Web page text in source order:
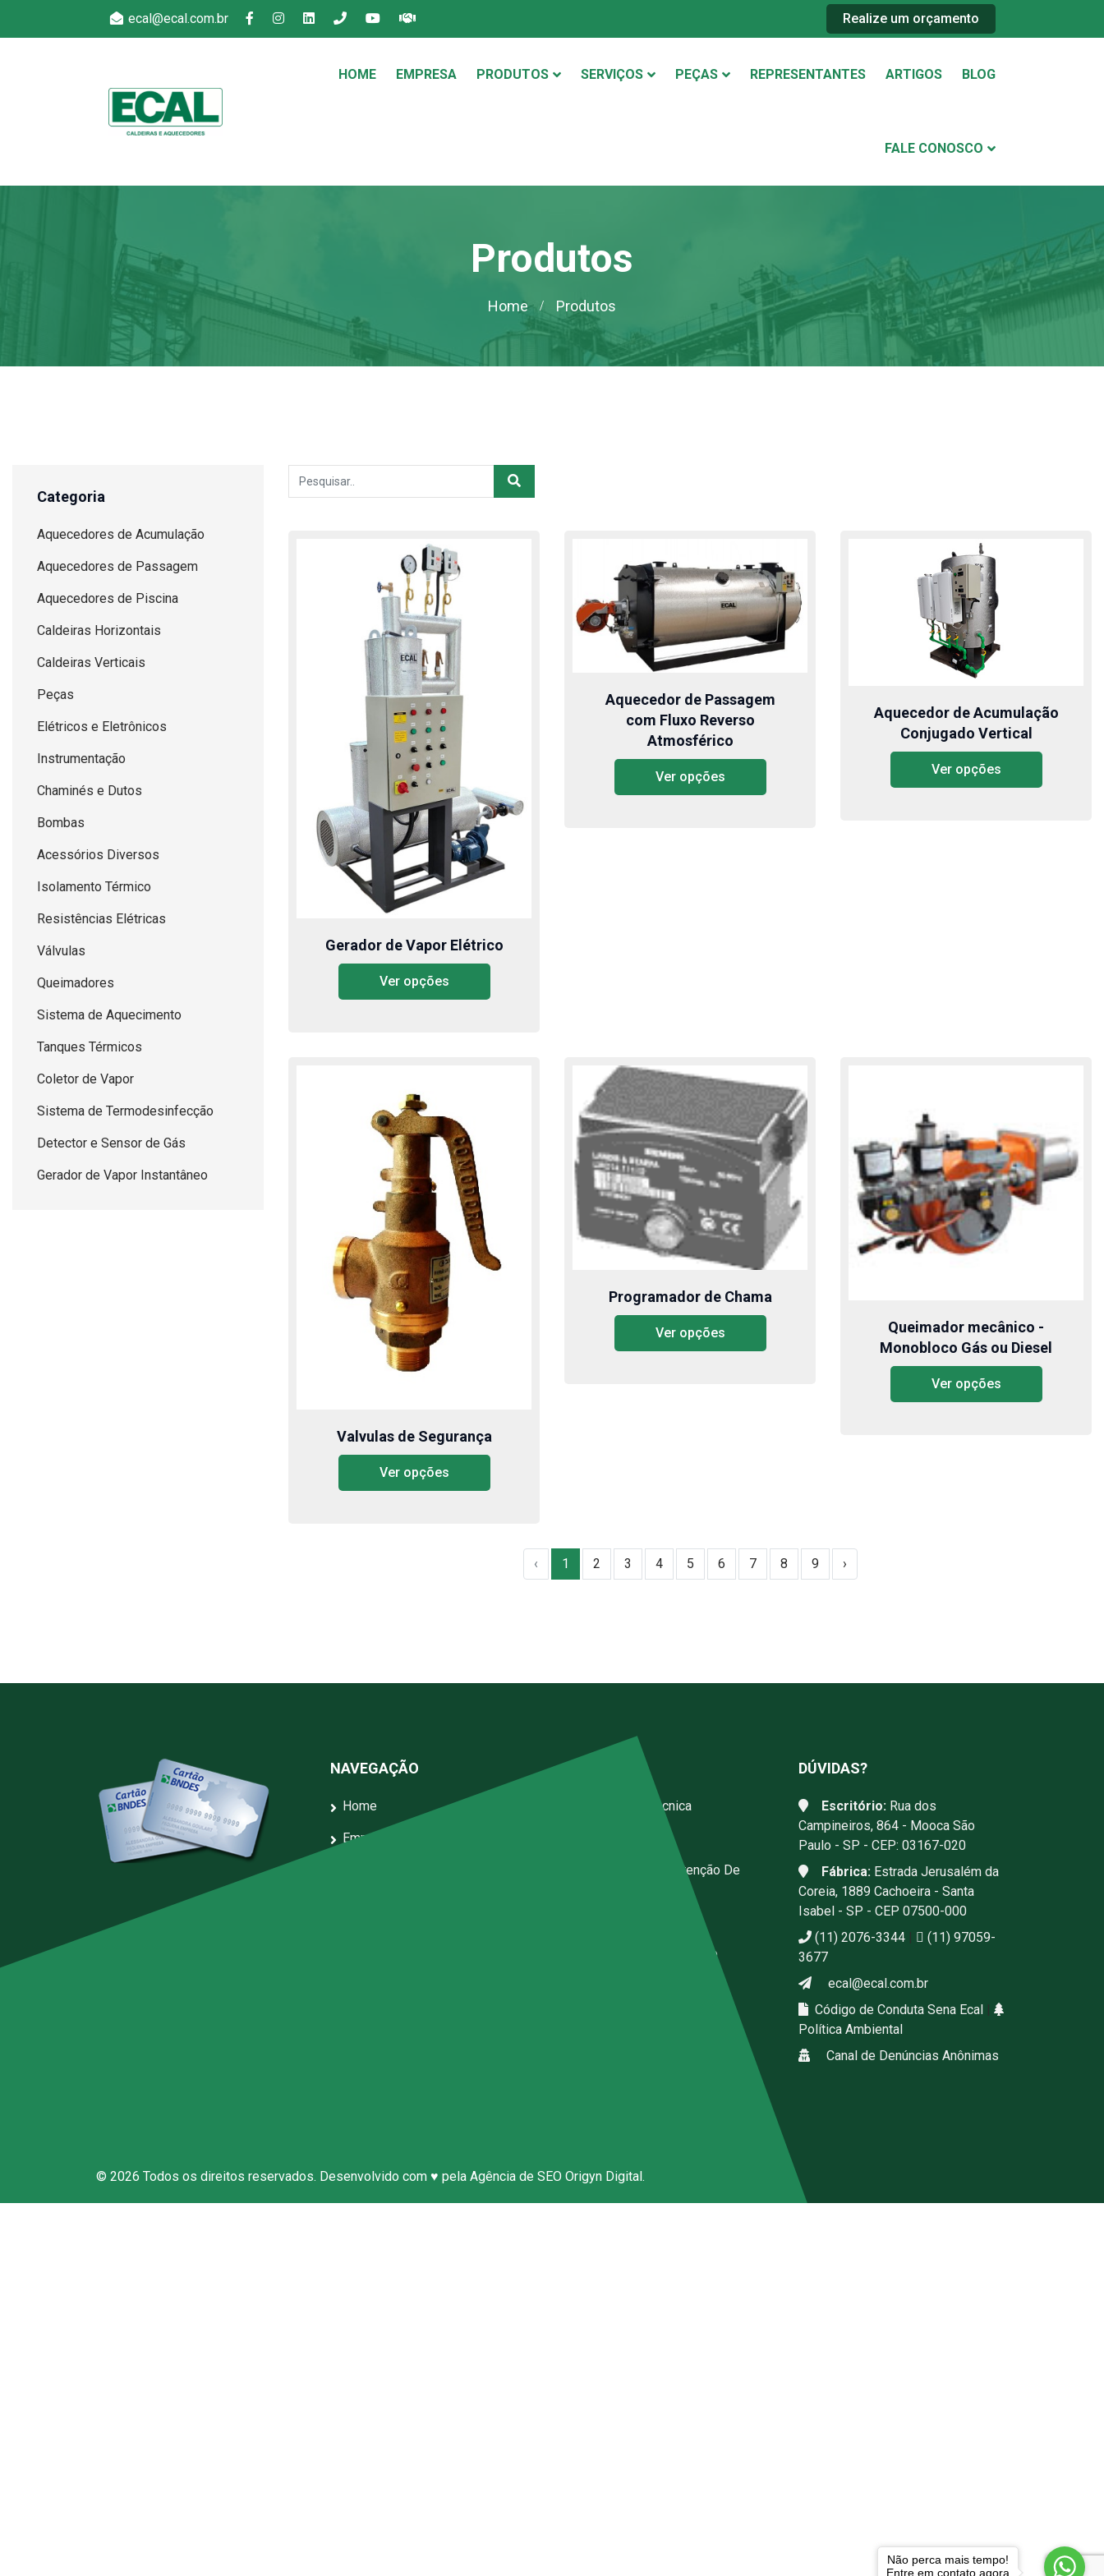
ecal@ecal.com.br Realize um orçamento
HOME EMPRESA PRODUTOS SERVIÇOS PEÇAS REPRESENTANTES ARTIGOS BLOG
FALE CONOSCO
Produtos
Home Produtos
Gerador de Vapor Elétrico
Ver opções
Aquecedor de Passagem
com Fluxo Reverso
Atmosférico
Ver opções
Aquecedor de Acumulação
Conjugado Vertical
Ver opções
Valvulas de Segurança
Ver opções
Programador de Chama
Ver opções
Queimador mecânico -
Monobloco Gás ou Diesel
Ver opções
‹ 1 2 3 4 5 6 7 8 9 ›
Categoria
Aquecedores de Acumulação
Aquecedores de Passagem
Aquecedores de Piscina
Caldeiras Horizontais
Caldeiras Verticais
Peças
Elétricos e Eletrônicos
Instrumentação
Chaminés e Dutos
Bombas
Acessórios Diversos
Isolamento Térmico
Resistências Elétricas
Válvulas
Queimadores
Sistema de Aquecimento
Tanques Térmicos
Coletor de Vapor
Sistema de Termodesinfecção
Detector e Sensor de Gás
Gerador de Vapor Instantâneo
NAVEGAÇÃO
Home
Empresa
Assistência Técnica
Calibração E Manutenção De
Contrato De Manutenção
DÚVIDAS?
Escritório: Rua dos
Campineiros, 864 - Mooca São
Paulo - SP - CEP: 03167-020
Fábrica: Estrada Jerusalém da
Coreia, 1889 Cachoeira - Santa
Isabel - SP - CEP 07500-000
(11) 2076-3344
(11) 97059-
3677
ecal@ecal.com.br
Código de Conduta Sena Ecal
Política Ambiental
Canal de Denúncias Anônimas
© 2026 Todos os direitos reservados. Desenvolvido com ♥ pela Agência de SEO Origyn Digital.
Não perca mais tempo!
Entre em contato agora